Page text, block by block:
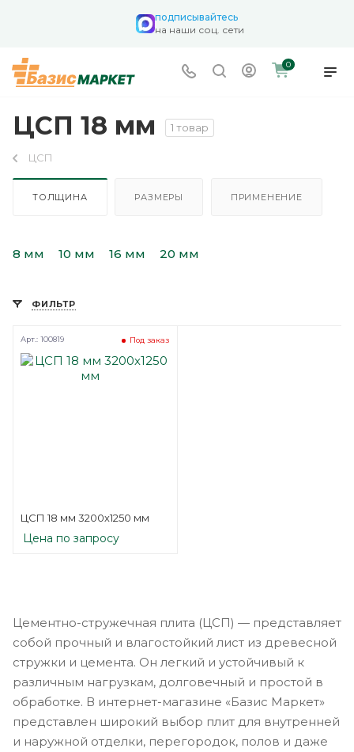
подписывайтесь
на наши соц. сети
0
ЦСП 18 мм 1 товар
ЦСП
ТОЛЩИНА РАЗМЕРЫ ПРИМЕНЕНИЕ
8 мм 10 мм 16 мм 20 мм
ФИЛЬТР
ЦСП 18 мм 3200х1250 мм
Под заказ
Арт.: 100819
Цена по запросу
Цементно-стружечная плита (ЦСП) — представляет
собой прочный и влагостойкий лист из древесной
стружки и цемента. Он легкий и устойчивый к
различным нагрузкам, долговечный и простой в
обработке. В интернет-магазине «Базис Маркет»
представлен широкий выбор плит для внутренней
и наружной отделки, перегородок, полов и даже